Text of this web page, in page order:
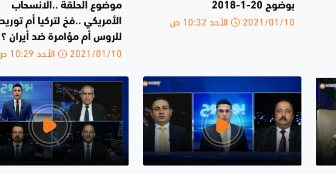
بوضوح 20-1-2018
2021/01/10 الأحد 10:32 ص
موضوع الحلقة ..الانسحاب
الأمريكي ..فخ لتركيا أم
للروس أم مؤامرة ضد أيران ؟
2021/01/10 الأحد 10:29 ص